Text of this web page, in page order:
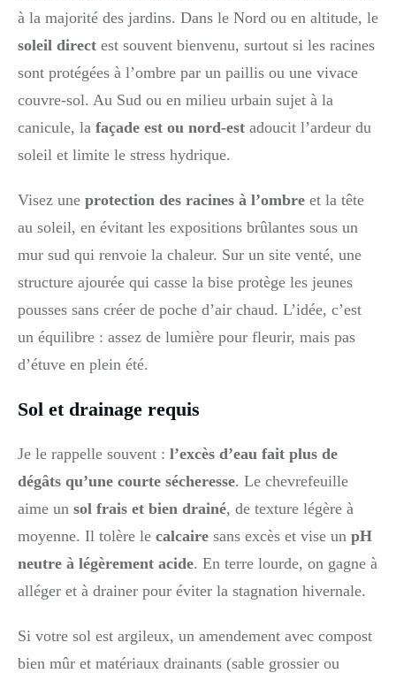
à la majorité des jardins. Dans le Nord ou en altitude, le
soleil direct est souvent bienvenu, surtout si les racines
sont protégées à l’ombre par un paillis ou une vivace
couvre-sol. Au Sud ou en milieu urbain sujet à la
canicule, la façade est ou nord-est adoucit l’ardeur du
soleil et limite le stress hydrique.
Visez une protection des racines à l’ombre et la tête
au soleil, en évitant les expositions brûlantes sous un
mur sud qui renvoie la chaleur. Sur un site venté, une
structure ajourée qui casse la bise protège les jeunes
pousses sans créer de poche d’air chaud. L’idée, c’est
un équilibre : assez de lumière pour fleurir, mais pas
d’étuve en plein été.
Sol et drainage requis
Je le rappelle souvent : l’excès d’eau fait plus de
dégâts qu’une courte sécheresse. Le chevrefeuille
aime un sol frais et bien drainé, de texture légère à
moyenne. Il tolère le calcaire sans excès et vise un pH
neutre à légèrement acide. En terre lourde, on gagne à
alléger et à drainer pour éviter la stagnation hivernale.
Si votre sol est argileux, un amendement avec compost
bien mûr et matériaux drainants (sable grossier ou